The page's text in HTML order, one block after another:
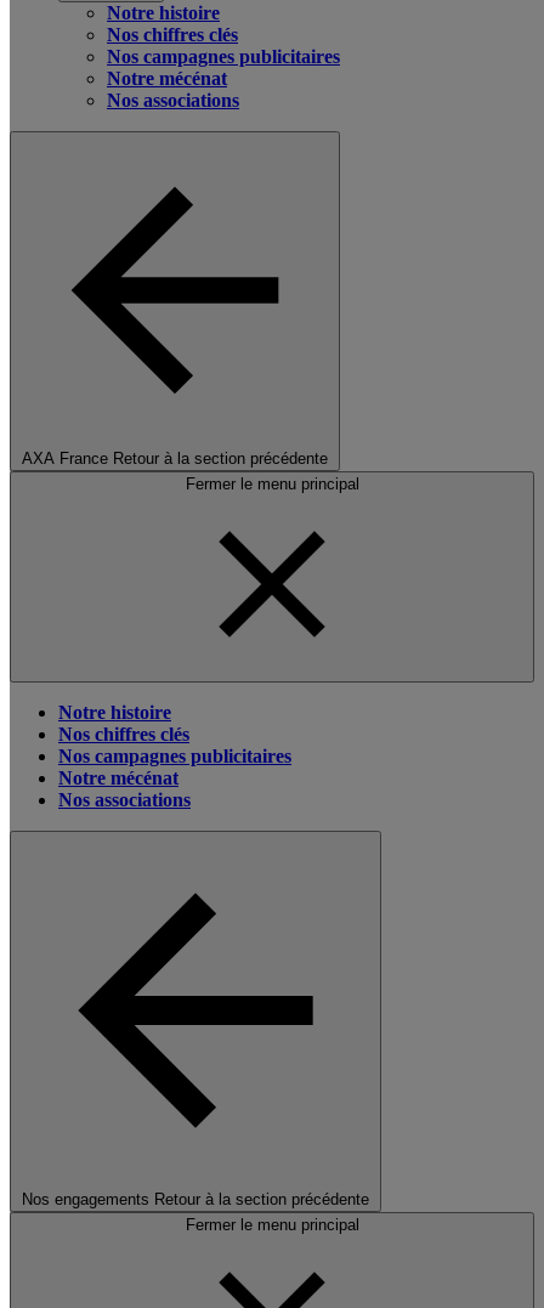
Notre histoire
Nos chiffres clés
Nos campagnes publicitaires
Notre mécénat
Nos associations
AXA France Retour à la section précédente
Fermer le menu principal
Notre histoire
Nos chiffres clés
Nos campagnes publicitaires
Notre mécénat
Nos associations
Nos engagements Retour à la section précédente
Fermer le menu principal